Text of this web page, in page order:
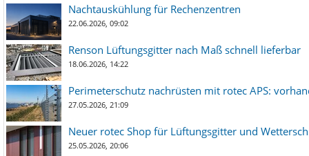
Nachtauskühlung für Rechenzentren
22.06.2026, 09:02
Renson Lüftungsgitter nach Maß schnell lieferbar
18.06.2026, 14:22
Perimeterschutz nachrüsten mit rotec APS:
27.05.2026, 21:09
Neuer rotec Shop für Lüftungsgitter und
25.05.2026, 20:06